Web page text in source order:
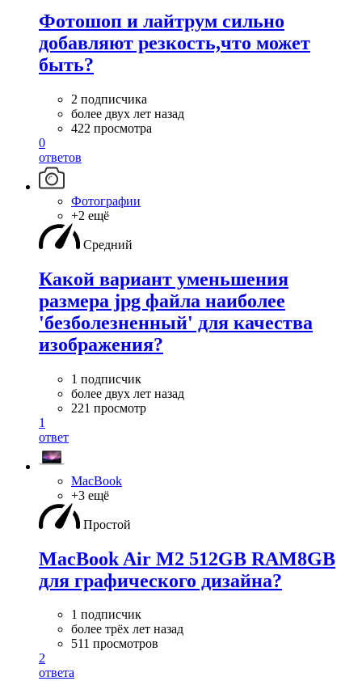
Фотошоп и лайтрум сильно
добавляют резкость,что может
быть?
2 подписчика
более двух лет назад
422 просмотра
0
ответов
Фотографии
+2 ещё
Средний
Какой вариант уменьшения
размера jpg файла наиболее
'безболезненный' для качества
изображения?
1 подписчик
более двух лет назад
221 просмотр
1
ответ
MacBook
+3 ещё
Простой
MacBook Air M2 512GB RAM8GB
для графического дизайна?
1 подписчик
более трёх лет назад
511 просмотров
2
ответа